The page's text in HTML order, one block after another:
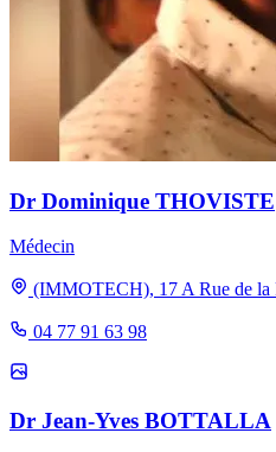
Dr Dominique THOVISTE
Médecin
(IMMOTECH), 17 A Rue de la
04 77 91 63 98
Dr Jean-Yves BOTTALLA